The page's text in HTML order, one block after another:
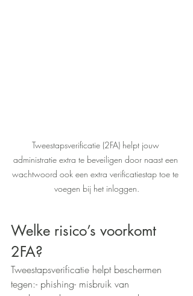
Tweestapsverificatie (2FA) helpt jouw
administratie extra te beveiligen door naast een
wachtwoord ook een extra verificatiestap toe te
voegen bij het inloggen.
Welke risico’s voorkomt
2FA?
Tweestapsverificatie helpt beschermen
tegen:- phishing- misbruik van